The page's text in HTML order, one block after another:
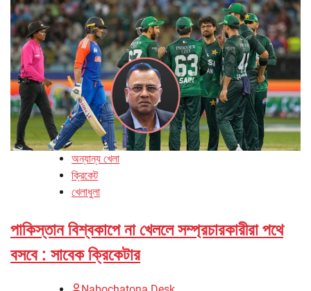
অন্যান্য খেলা
ক্রিকেট
খেলাধুলা
পাকিস্তান বিশ্বকাপে না খেললে সম্প্রচারকারীরা পথে
বসবে : সাবেক ক্রিকেটার